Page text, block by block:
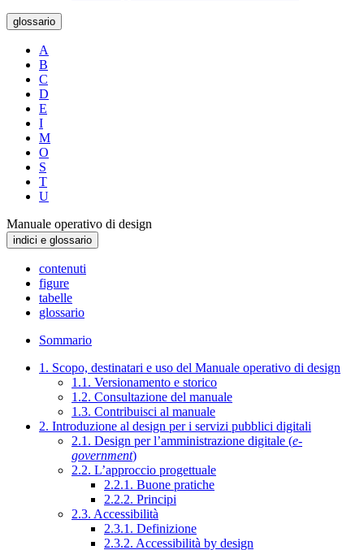
glossario
A
B
C
D
E
I
M
O
S
T
U
Manuale operativo di design
indici e glossario
contenuti
figure
tabelle
glossario
Sommario
1. Scopo, destinatari e uso del Manuale operativo di design
1.1. Versionamento e storico
1.2. Consultazione del manuale
1.3. Contribuisci al manuale
2. Introduzione al design per i servizi pubblici digitali
2.1. Design per l’amministrazione digitale (e-
government)
2.2. L’approccio progettuale
2.2.1. Buone pratiche
2.2.2. Principi
2.3. Accessibilità
2.3.1. Definizione
2.3.2. Accessibilità by design